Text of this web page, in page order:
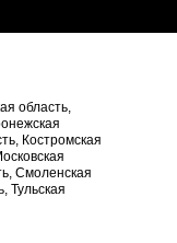
область,
Костромская
Смоленская
Тульская